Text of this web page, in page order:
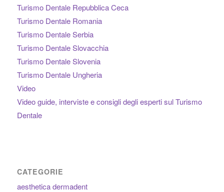
Turismo Dentale Repubblica Ceca
Turismo Dentale Romania
Turismo Dentale Serbia
Turismo Dentale Slovacchia
Turismo Dentale Slovenia
Turismo Dentale Ungheria
Video
Video guide, interviste e consigli degli esperti sul Turismo
Dentale
CATEGORIE
aesthetica dermadent